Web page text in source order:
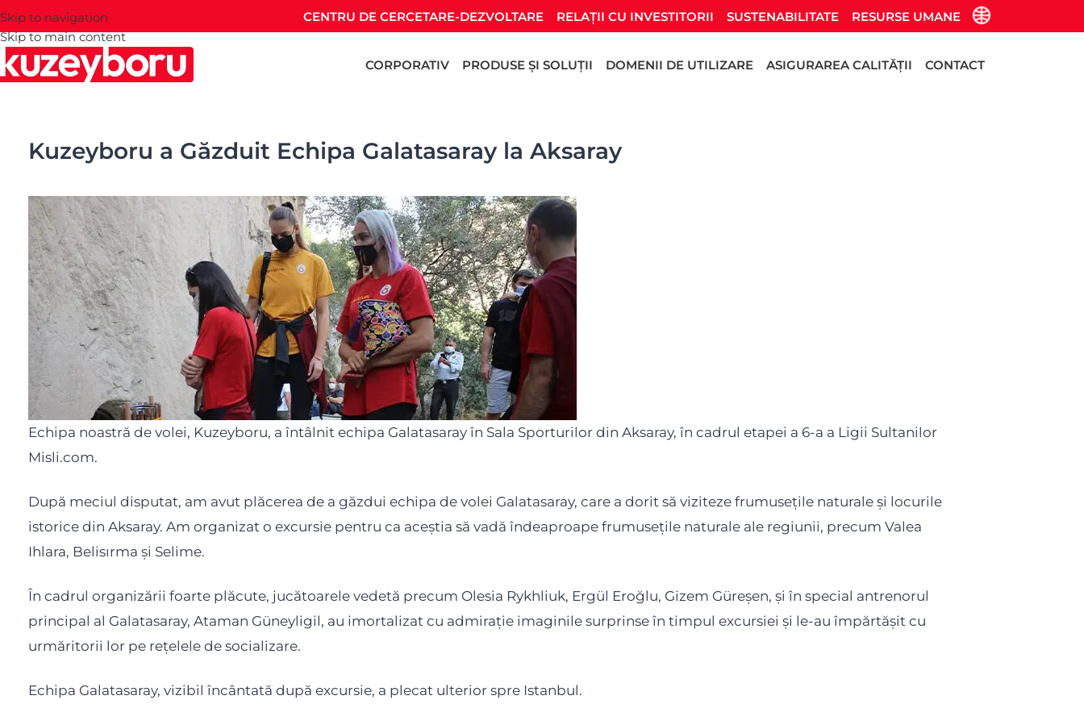
Skip to navigation
Skip to main content
CENTRU DE CERCETARE-DEZVOLTARE RELAȚII CU INVESTITORII SUSTENABILITATE RESURSE UMANE
CORPORATIV PRODUSE ȘI SOLUȚII DOMENII DE UTILIZARE ASIGURAREA CALITĂȚII CONTACT
Kuzeyboru a Găzduit Echipa Galatasaray la Aksaray
Echipa noastră de volei, Kuzeyboru, a întâlnit echipa Galatasaray în Sala Sporturilor din Aksaray, în cadrul etapei a 6-a a Ligii Sultanilor
Misli.com.
După meciul disputat, am avut plăcerea de a găzdui echipa de volei Galatasaray, care a dorit să viziteze frumusețile naturale și locurile
istorice din Aksaray. Am organizat o excursie pentru ca aceștia să vadă îndeaproape frumusețile naturale ale regiunii, precum Valea
Ihlara, Belisırma și Selime.
În cadrul organizării foarte plăcute, jucătoarele vedetă precum Olesia Rykhliuk, Ergül Eroğlu, Gizem Güreşen, și în special antrenorul
principal al Galatasaray, Ataman Güneyligil, au imortalizat cu admirație imaginile surprinse în timpul excursiei și le-au împărtășit cu
urmăritorii lor pe rețelele de socializare.
Echipa Galatasaray, vizibil încântată după excursie, a plecat ulterior spre Istanbul.